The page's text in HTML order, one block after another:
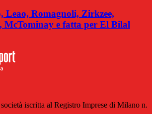
Leao, Romagnoli, Zirkzee,
e fatta per El Bilal
iscritta al Registro Imprese di Milano n.